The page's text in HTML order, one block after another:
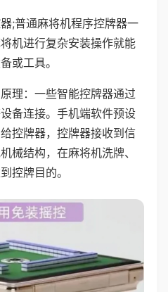
;普通麻将机程序控牌器一
机进行复杂安装操作就能
或工具。
理：一些智能控牌器通过
备连接。手机端软件预设
控牌器，控牌器接收到信
械结构，在麻将机洗牌、
控牌目的。